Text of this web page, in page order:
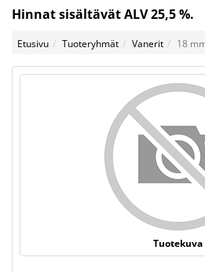
Hinnat sisältävät ALV 25,5 %.
Etusivu Tuoteryhmät Vanerit 18
Tuotekuva